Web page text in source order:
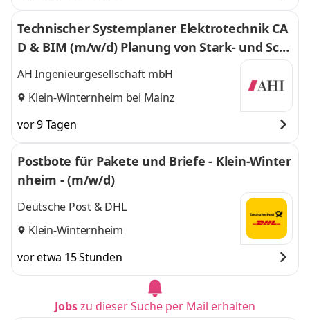
Technischer Systemplaner Elektrotechnik CA
D & BIM (m/w/d) Planung von Stark- und Sch
wachstromanlagen
AH Ingenieurgesellschaft mbH
Klein-Winternheim bei Mainz
vor 9 Tagen
Postbote für Pakete und Briefe - Klein-Winter
nheim - (m/w/d)
Deutsche Post & DHL
Klein-Winternheim
vor etwa 15 Stunden
Jobszu dieser Suche per Mail erhalten